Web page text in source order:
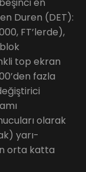
Duren (DET):
FT’lerde),
blok
top ekran
fazla
olarak
yarı-
orta katta